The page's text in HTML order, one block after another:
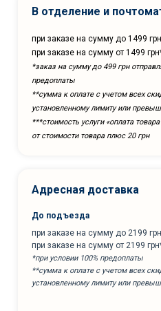
В отделение и
при заказе на сумму до 1499
при заказе на сумму от 1499
*заказ на сумму до 499 грн
предоплаты
**сумма к оплате с учетом всех
установленному лимиту или
***cтоимость услуги «оплата
от стоимости товара плюс 20 грн
Адресная доставка
До подъезда
при заказе на сумму до 2199
при заказе на сумму от 2199
*при условии 100% предоплаты
**сумма к оплате с учетом всех
установленному лимиту или